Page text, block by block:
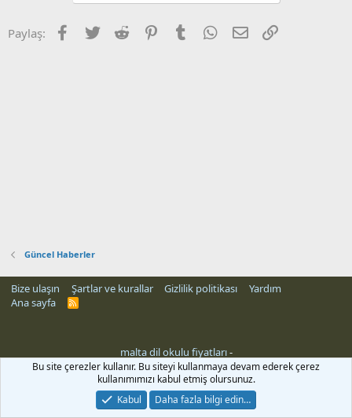
Paylaş: Facebook
Twitter Reddit PinterestTumblr WhatsApp
E-posta
Güncel Haberler
Bize ulaşın Şartlar ve kurallar Gizlilik politikası
Yardım
Ana sayfa
R
malta dil okulu fiyatları-
Bu site çerezler kullanır. Bu siteyi kullanmaya devam ederek çerez
kullanımımızı kabul etmiş olursunuz.
Kabul
Daha fazla bilgi edin…